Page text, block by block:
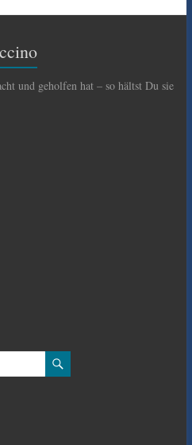
und geholfen hat – so hältst Du sie